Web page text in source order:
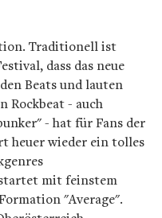
Traditionell ist
dass das neue
Beats und lauten
Rockbeat - auch
- hat für Fans der
heuer wieder ein tolles
mit feinstem
"Average".